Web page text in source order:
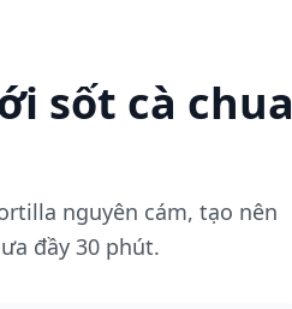
sốt cà chua
nguyên cám, tạo nên
đầy 30 phút.